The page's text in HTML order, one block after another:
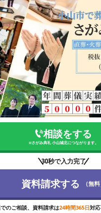
相談をする
※さがみ典礼 小山城北につながります。
30秒で入力完了
資料請求する （無料
のご相談、資料請求は24時間365日対応